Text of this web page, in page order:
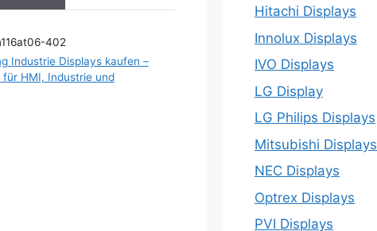
402
Industrie Displays kaufen –
für HMI, Industrie und
Hitachi Displays
Innolux Displays
IVO Displays
LG Display
LG Philips Displays
Mitsubishi Displays
NEC Displays
Optrex Displays
PVI Displays